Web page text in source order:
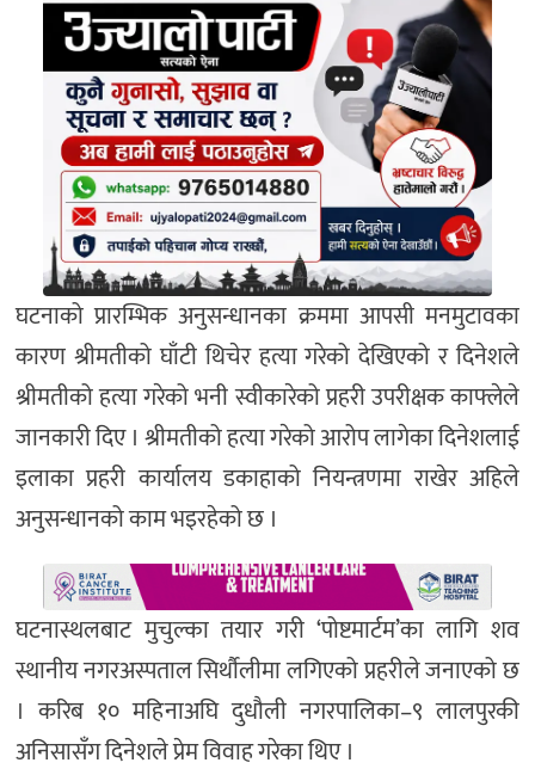
घटनाको प्रारम्भिक अनुसन्धानका क्रममा आपसी मनमुटावका
कारण श्रीमतीको घाँटी थिचेर हत्या गरेको देखिएको र दिनेशले
श्रीमतीको हत्या गरेको भनी स्वीकारेको प्रहरी उपरीक्षक काफ्लेले
जानकारी दिए । श्रीमतीको हत्या गरेको आरोप लागेका दिनेशलाई
इलाका प्रहरी कार्यालय डकाहाको नियन्त्रणमा राखेर अहिले
अनुसन्धानको काम भइरहेको छ ।
घटनास्थलबाट मुचुल्का तयार गरी ‘पोष्टमार्टम’का लागि शव
स्थानीय नगरअस्पताल सिर्थौलीमा लगिएको प्रहरीले जनाएको छ
। करिब १० महिनाअघि दुधौली नगरपालिका–९ लालपुरकी
अनिसासँग दिनेशले प्रेम विवाह गरेका थिए ।